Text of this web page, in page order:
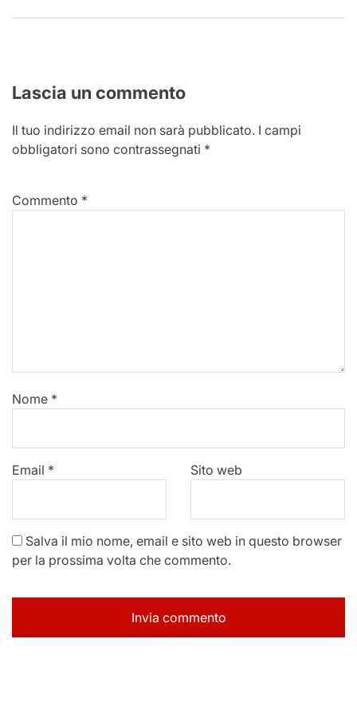
Lascia un commento
Il tuo indirizzo email non sarà pubblicato. I campi
obbligatori sono contrassegnati *
Commento *
Nome *
Email * Sito web
Salva il mio nome, email e sito web in questo browser
per la prossima volta che commento.